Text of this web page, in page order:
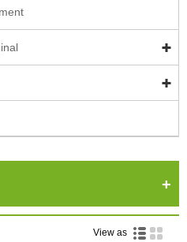
View as